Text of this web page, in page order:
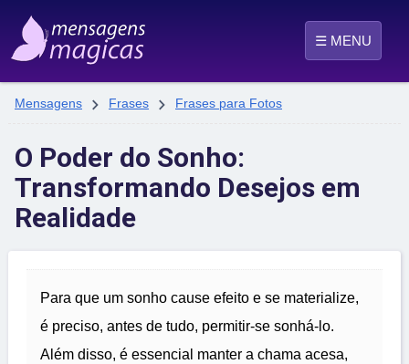
☰ MENU
Mensagens  Frases  Frases para Fotos
O Poder do Sonho:
Transformando Desejos em
Realidade
Para que um sonho cause efeito e se materialize,
é preciso, antes de tudo, permitir-se sonhá-lo.
Além disso, é essencial manter a chama acesa,